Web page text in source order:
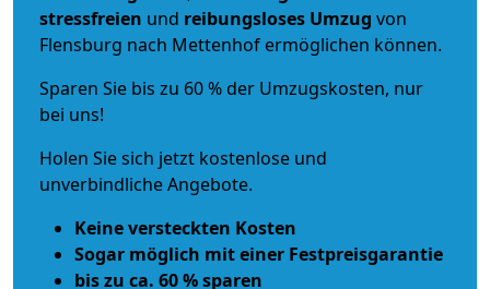
stressfreien und reibungsloses Umzug von
Flensburg nach Mettenhof ermöglichen können.
Sparen Sie bis zu 60 % der Umzugskosten, nur
bei uns!
Holen Sie sich jetzt kostenlose und
unverbindliche Angebote.
Keine versteckten Kosten
Sogar möglich mit einer Festpreisgarantie
bis zu ca. 60 % sparen